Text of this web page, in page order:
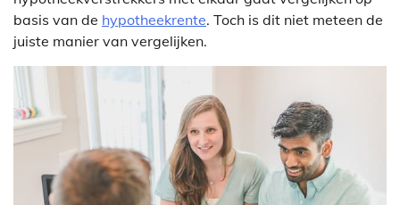
basis van de hypotheekrente. Toch is dit niet meteen de
juiste manier van vergelijken.